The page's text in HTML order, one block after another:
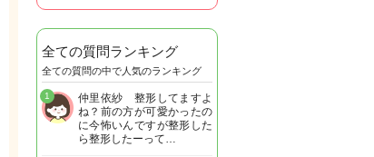
全ての質問ランキング
全ての質問の中で人気のランキング
仲里依紗 整形してますよ
ね？前の方が可愛かったの
に今怖いんですが整形した
ら整形したーって…
1